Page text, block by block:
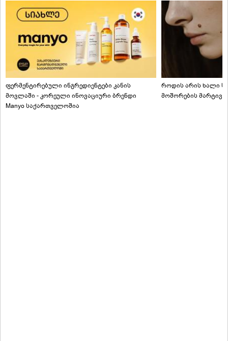
ფერმენტირებული ინგრედიენტები კანის
მოვლაში - კორეული ინოვაციური ბრენდი
Manyo საქართველოშია
როდის არის ხალი
მოშორების